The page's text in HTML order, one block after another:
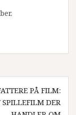
PÅ FILM:
SPILLEFILM DER